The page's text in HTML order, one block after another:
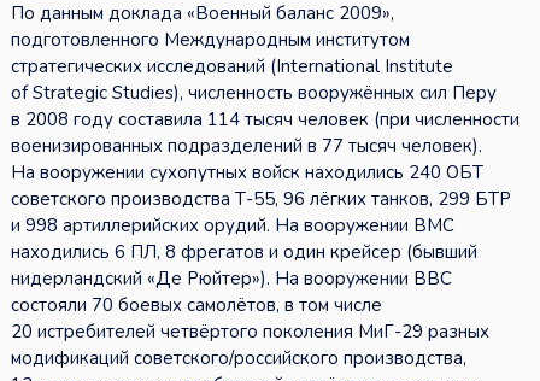
По данным доклада «Военный баланс 2009»,
подготовленного Международным институтом
стратегических исследований (International Institute
of Strategic Studies), численность вооружённых сил Перу
в 2008 году составила 114 тысяч человек (при численности
военизированных подразделений в 77 тысяч человек).
На вооружении сухопутных войск находились 240 ОБТ
советского производства Т-55, 96 лёгких танков, 299 БТР
и 998 артиллерийских орудий. На вооружении ВМС
находились 6 ПЛ, 8 фрегатов и один крейсер (бывший
нидерландский «Де Рюйтер»). На вооружении ВВС
состояли 70 боевых самолётов, в том числе
20 истребителей четвёртого поколения МиГ-29 разных
модификаций советского/российского производства,